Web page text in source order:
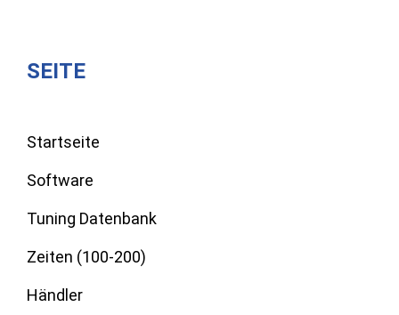
SEITE
Startseite
Software
Tuning Datenbank
Zeiten (100-200)
Händler